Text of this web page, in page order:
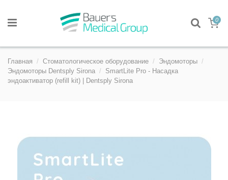
0
Главная Стоматологическое оборудование
Эндомоторы
Эндомоторы Dentsply Sirona
SmartLite Pro - Насадка
эндоактиватор (refill kit) | Dentsply Sirona